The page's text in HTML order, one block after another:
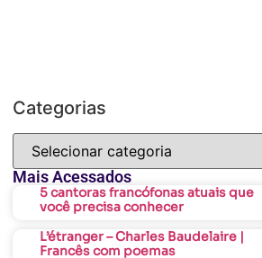
Categorias
Mais Acessados
5 cantoras francófonas atuais que
você precisa conhecer
L’étranger – Charles Baudelaire |
Francês com poemas